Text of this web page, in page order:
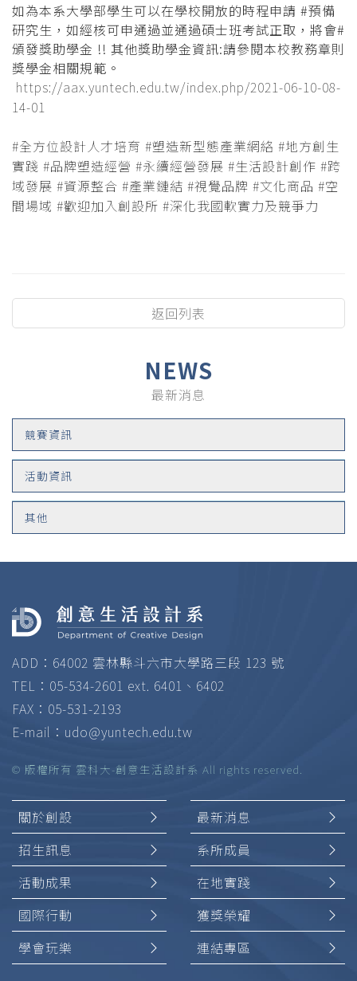
NEWS
最新消息
競賽資訊
活動資訊
其他
如為本系大學部學生可以在學校開放的時程申請 #預備
研究生，如經核可申通過並通過碩士班考試正取，將會#
頒發獎助學金 !! 其他獎助學金資訊:請參閱本校教務章則
獎學金相關規範。
https://aax.yuntech.edu.tw/index.php/2021-06-10-08-
14-01
#全方位設計人才培育 #塑造新型態產業網絡 #地方創生
實踐 #品牌塑造經營 #永續經營發展 #生活設計創作 #跨
域發展 #資源整合 #產業鏈結 #視覺品牌 #文化商品 #空
間場域 #歡迎加入創設所 #深化我國軟實力及競爭力
返回列表
ADD：64002 雲林縣斗六市大學路三段 123 號
TEL：05-534-2601 ext. 6401、6402
FAX：05-531-2193
E-mail： udo@yuntech.edu.tw
© 版權所有 雲科大-創意生活設計系 All rights reserved.
關於創設
最新消息
招生訊息
系所成員
活動成果
在地實踐
國際行動
獲獎榮耀
學會玩樂
連結專區